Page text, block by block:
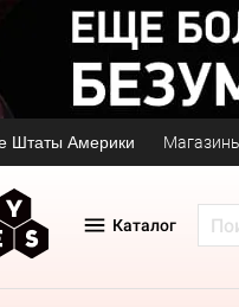
Штаты Америки
Каталог